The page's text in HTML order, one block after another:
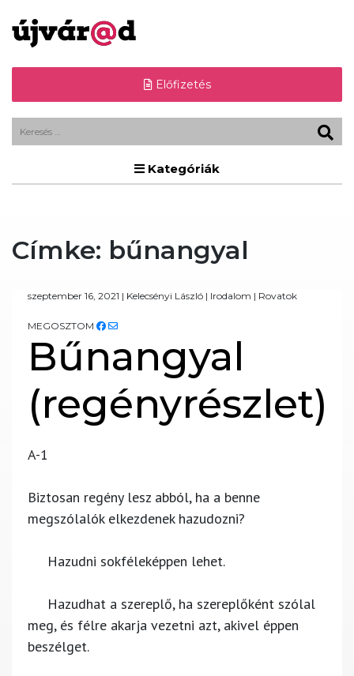
Előfizetés
Kategóriák
Címke: bűnangyal
szeptember 16, 2021 | Kelecsényi László | Irodalom | Rovatok
MEGOSZTOM
Bűnangyal
(regényrészlet)
A-1
Biztosan regény lesz abból, ha a benne
megszólalók elkezdenek hazudozni?
Hazudni sokféleképpen lehet.
Hazudhat a szereplő, ha szereplőként szólal
meg, és félre akarja vezetni azt, akivel éppen
beszélget.